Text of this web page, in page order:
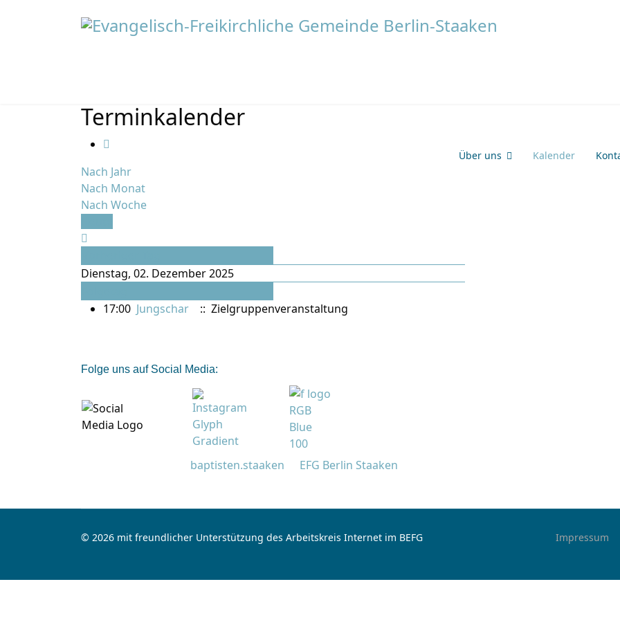
Über uns Kalender
Terminkalender
Nach Jahr
Nach Monat
Nach Woche
Dienstag, 02. Dezember 2025
17:00 Jungschar :: Zielgruppenveranstaltung
Folge uns auf Social Media:
baptisten.staaken EFG Berlin Staaken
© 2026 mit freundlicher Unterstützung des Arbeitskreis Internet im BEFG Impressum